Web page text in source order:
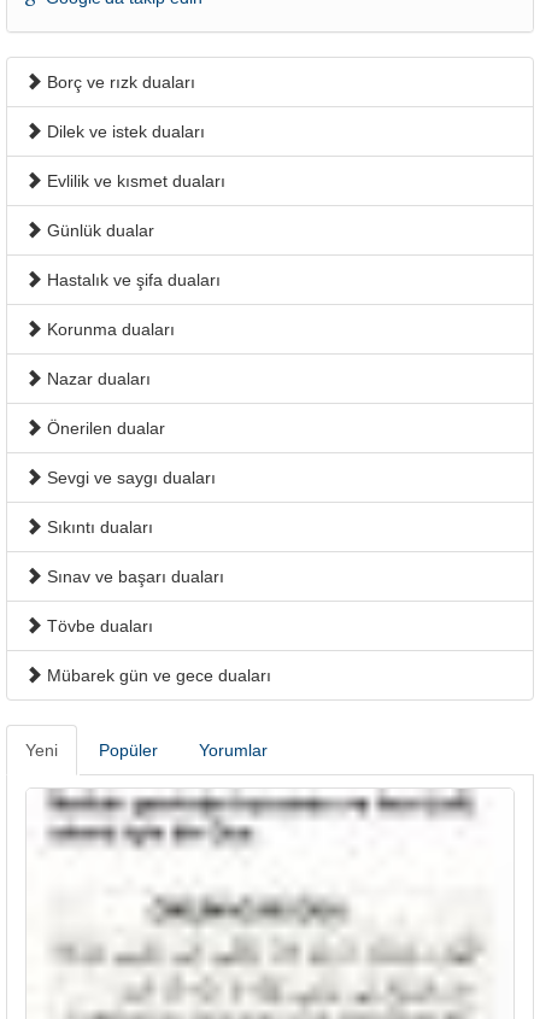
Borç ve rızk duaları
Dilek ve istek duaları
Evlilik ve kısmet duaları
Günlük dualar
Hastalık ve şifa duaları
Korunma duaları
Nazar duaları
Önerilen dualar
Sevgi ve saygı duaları
Sıkıntı duaları
Sınav ve başarı duaları
Tövbe duaları
Mübarek gün ve gece duaları
Yeni Popüler Yorumlar